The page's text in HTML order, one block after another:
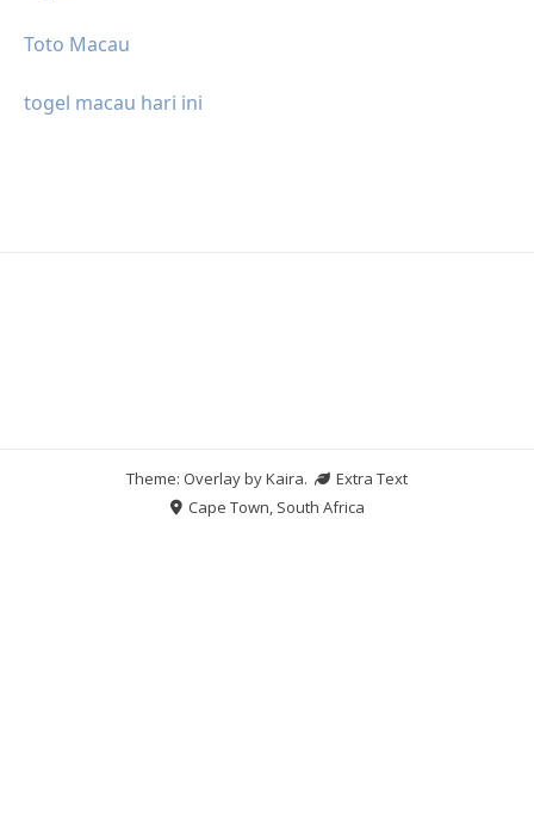
Toto Macau
togel macau hari ini
Theme: Overlay byKaira.
Extra Text
Cape Town, South Africa